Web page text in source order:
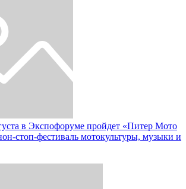
в Экспофоруме пройдет «Питер Мото
стоп-фестиваль мотокультуры, музыки и